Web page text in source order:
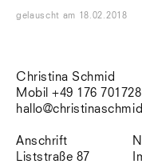
gelauscht am 18.02.2018
Christina Schmid
Mobil +49 176
Anschrift
Liststraße 87